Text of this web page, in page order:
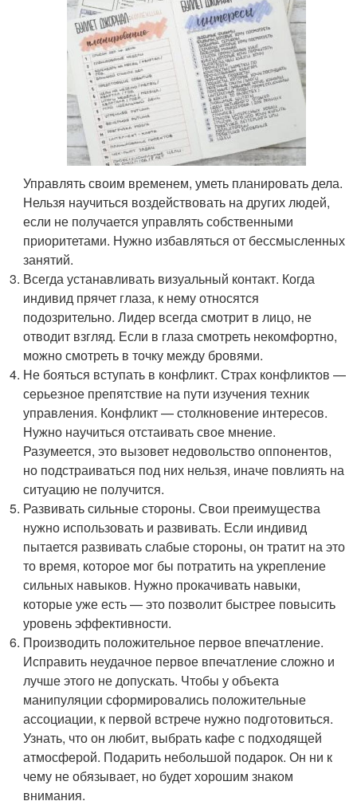
Управлять своим временем, уметь планировать дела.
Нельзя научиться воздействовать на других людей,
если не получается управлять собственными
приоритетами. Нужно избавляться от бессмысленных
занятий.
Всегда устанавливать визуальный контакт. Когда
индивид прячет глаза, к нему относятся
подозрительно. Лидер всегда смотрит в лицо, не
отводит взгляд. Если в глаза смотреть некомфортно,
можно смотреть в точку между бровями.
Не бояться вступать в конфликт. Страх конфликтов —
серьезное препятствие на пути изучения техник
управления. Конфликт — столкновение интересов.
Нужно научиться отстаивать свое мнение.
Разумеется, это вызовет недовольство оппонентов,
но подстраиваться под них нельзя, иначе повлиять на
ситуацию не получится.
Развивать сильные стороны. Свои преимущества
нужно использовать и развивать. Если индивид
пытается развивать слабые стороны, он тратит на это
то время, которое мог бы потратить на укрепление
сильных навыков. Нужно прокачивать навыки,
которые уже есть — это позволит быстрее повысить
уровень эффективности.
Производить положительное первое впечатление.
Исправить неудачное первое впечатление сложно и
лучше этого не допускать. Чтобы у объекта
манипуляции сформировались положительные
ассоциации, к первой встрече нужно подготовиться.
Узнать, что он любит, выбрать кафе с подходящей
атмосферой. Подарить небольшой подарок. Он ни к
чему не обязывает, но будет хорошим знаком
внимания.